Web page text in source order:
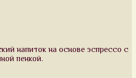
напиток на основе эспрессо с
пенкой.